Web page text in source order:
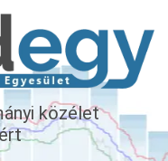
közélet